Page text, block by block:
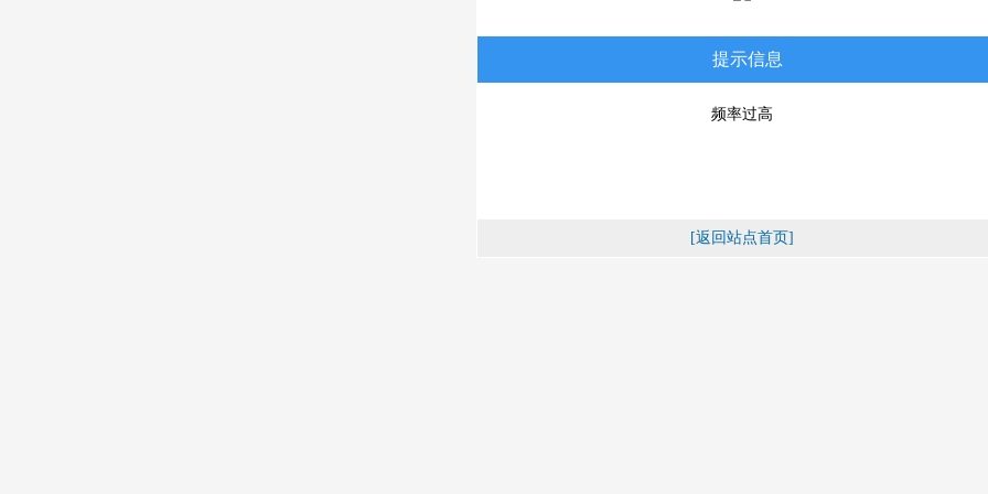
提示信息
频率过高
[返回站点首页]